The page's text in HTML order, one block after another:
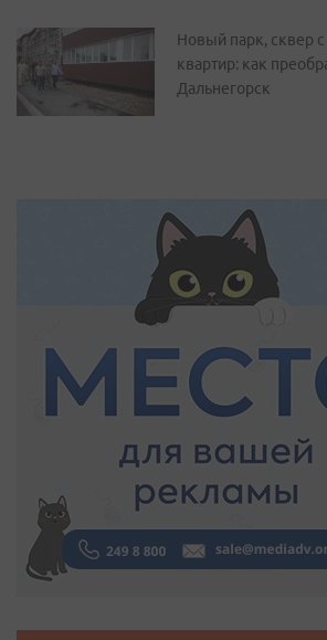
Новый парк, сквер
квартир: как
Дальнегорск